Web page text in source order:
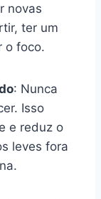
novas
ter um
o foco.
: Nunca
Isso
e reduz o
leves fora